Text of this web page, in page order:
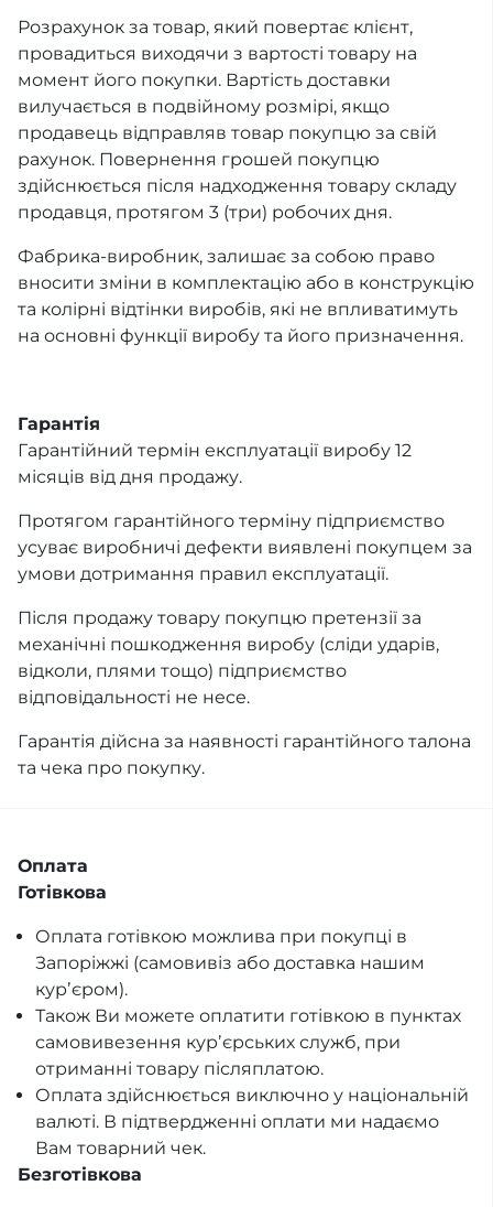
Розрахунок за товар, який повертає клієнт,
провадиться виходячи з вартості товару на
момент його покупки. Вартість доставки
вилучається в подвійному розмірі, якщо
продавець відправляв товар покупцю за свій
рахунок. Повернення грошей покупцю
здійснюється після надходження товару складу
продавця, протягом 3 (три) робочих дня.
Фабрика-виробник, залишає за собою право
вносити зміни в комплектацію або в конструкцію
та колірні відтінки виробів, які не впливатимуть
на основні функції виробу та його призначення.
Гарантія
Гарантійний термін експлуатації виробу 12
місяців від дня продажу.
Протягом гарантійного терміну підприємство
усуває виробничі дефекти виявлені покупцем за
умови дотримання правил експлуатації.
Після продажу товару покупцю претензії за
механічні пошкодження виробу (сліди ударів,
відколи, плями тощо) підприємство
відповідальності не несе.
Гарантія дійсна за наявності гарантійного талона
та чека про покупку.
Оплата
Готівкова
Оплата готівкою можлива при покупці в
Запоріжжі (самовивіз або доставка нашим
курʼєром).
Також Ви можете оплатити готівкою в пунктах
самовивезення курʼєрських служб, при
отриманні товару післяплатою.
Оплата здійснюється виключно у національній
валюті. В підтвердженні оплати ми надаємо
Вам товарний чек.
Безготівкова